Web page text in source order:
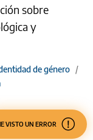
sobre
y
de género /
VISTO UN ERROR